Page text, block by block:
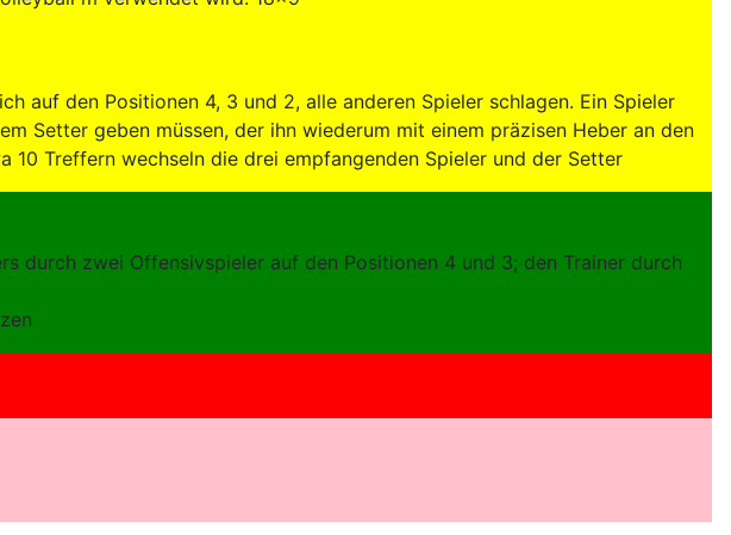
auf den Positionen 4, 3 und 2, alle anderen Spieler schlagen. Ein Spieler
Setter geben müssen, der ihn wiederum mit einem präzisen Heber an den
Treffern wechseln die drei empfangenden Spieler und der Setter
durch zwei Offensivspieler auf den Positionen 4 und 3; den Trainer durch